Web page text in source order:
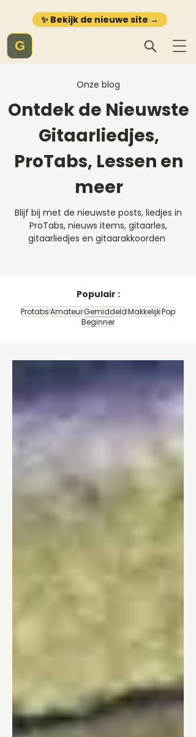
✨ Bekijk de nieuwe site →
G
Onze blog
Ontdek de Nieuwste
Gitaarliedjes,
ProTabs, Lessen en
meer
Blijf bij met de nieuwste posts, liedjes in
ProTabs, nieuws items, gitaarles,
gitaarliedjes en gitaarakkoorden
Populair :
ProtabsAmateurGemiddeldMakkelijkPop
Beginner